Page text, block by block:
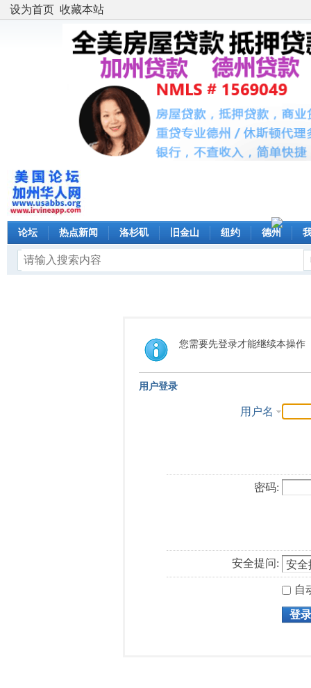
设为首页 收藏本站
论坛 热点新闻 洛杉矶 旧金山 纽约 德州
您需要先登录才能继续本操作
用户登录
用户名
密码:
安全提问:
自
登录